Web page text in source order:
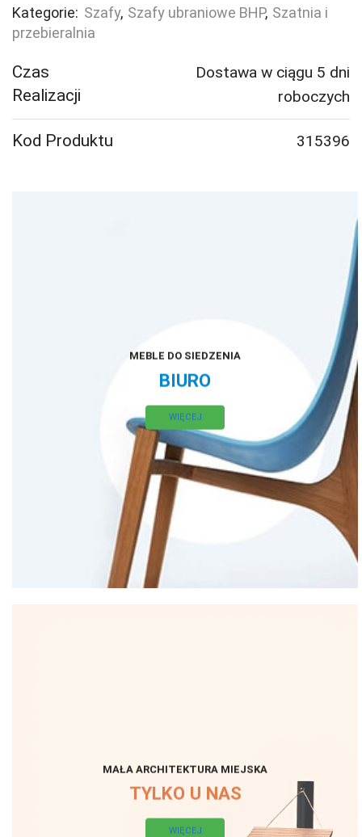
2
Kategorie: Szafy, Szafy ubraniowe BHP, Szatnia i
przebieralnia
Czas
Realizacji
Dostawa w ciągu 5 dni
roboczych
Kod Produktu 315396
MEBLE DO SIEDZENIA
BIURO
WIĘCEJ
MAŁA ARCHITEKTURA MIEJSKA
TYLKO U NAS
WIĘCEJ